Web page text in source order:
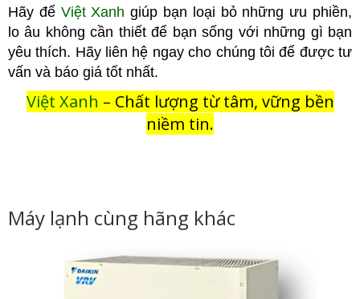
Hãy để Việt Xanh giúp bạn loại bỏ những ưu phiền,
lo âu không cần thiết để bạn sống với những gì bạn
yêu thích. Hãy liên hệ ngay cho chúng tôi để được tư
vấn và báo giá tốt nhất.
Việt Xanh – Chất lượng từ tâm, vững bền
niềm tin.
Máy lạnh cùng hãng khác